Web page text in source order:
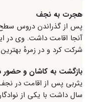
هجرت به نجف
آنجا اقامت داشت. وی در
شرکت کرد و در زمرهٔ بهترین
بازگشت به کاشان و حضور
یثربی پس از اقامت در
سال داشت با یکی از